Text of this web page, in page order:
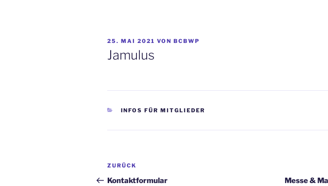
VERÖFFENTLICHT
AM
25. MAI 2021 VON BCBWP
Jamulus
KATEGORIEN
INFOS FÜR MITGLIEDER
Beitragsnavigation
Vorheriger
Beitrag
ZURÜCK
Kontaktformular Messe &